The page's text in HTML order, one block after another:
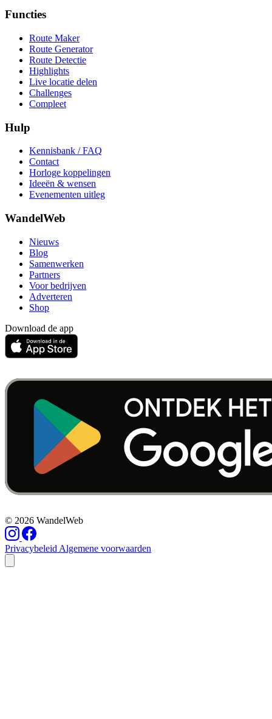
Functies
Route Maker
Route Generator
Route Detectie
Highlights
Live locatie delen
Challenges
Compleet
Hulp
Kennisbank / FAQ
Contact
Horloge koppelingen
Ideeën & wensen
Evenementen uitleg
WandelWeb
Nieuws
Blog
Samenwerken
Partners
Voor bedrijven
Adverteren
Shop
Download de app
© 2026 WandelWeb
Privacybeleid Algemene voorwaarden